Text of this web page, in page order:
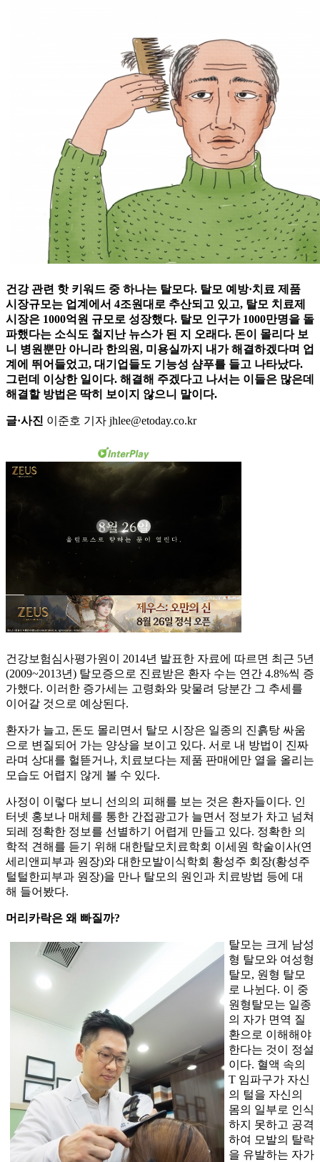
건강 관련 핫 키워드 중 하나는 탈모다. 탈모 예방·치료 제품
시장규모는 업계에서 4조원대로 추산되고 있고, 탈모 치료제
시장은 1000억원 규모로 성장했다. 탈모 인구가 1000만명을 돌
파했다는 소식도 철지난 뉴스가 된 지 오래다. 돈이 몰리다 보
니 병원뿐만 아니라 한의원, 미용실까지 내가 해결하겠다며 업
계에 뛰어들었고, 대기업들도 기능성 샴푸를 들고 나타났다.
그런데 이상한 일이다. 해결해 주겠다고 나서는 이들은 많은데
해결할 방법은 딱히 보이지 않으니 말이다.
글·사진 이준호 기자 jhlee@etoday.co.kr
건강보험심사평가원이 2014년 발표한 자료에 따르면 최근 5년
(2009~2013년) 탈모증으로 진료받은 환자 수는 연간 4.8%씩 증
가했다. 이러한 증가세는 고령화와 맞물려 당분간 그 추세를
이어갈 것으로 예상된다.
환자가 늘고, 돈도 몰리면서 탈모 시장은 일종의 진흙탕 싸움
으로 변질되어 가는 양상을 보이고 있다. 서로 내 방법이 진짜
라며 상대를 헐뜯거나, 치료보다는 제품 판매에만 열을 올리는
모습도 어렵지 않게 볼 수 있다.
사정이 이렇다 보니 선의의 피해를 보는 것은 환자들이다. 인
터넷 홍보나 매체를 통한 간접광고가 늘면서 정보가 차고 넘쳐
되레 정확한 정보를 선별하기 어렵게 만들고 있다. 정확한 의
학적 견해를 듣기 위해 대한탈모치료학회 이세원 학술이사(연
세리앤피부과 원장)와 대한모발이식학회 황성주 회장(황성주
털털한피부과 원장)을 만나 탈모의 원인과 치료방법 등에 대
해 들어봤다.
머리카락은 왜 빠질까?
탈모는 크게 남성
형 탈모와 여성형
탈모, 원형 탈모
로 나뉜다. 이 중
원형탈모는 일종
의 자가 면역 질
환으로 이해해야
한다는 것이 정설
이다. 혈액 속의
T 임파구가 자신
의 털을 자신의
몸의 일부로 인식
하지 못하고 공격
하여 모발의 탈락
을 유발하는 자가